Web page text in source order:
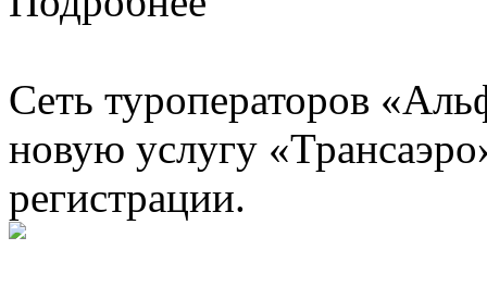
Сеть туроператоров
новую услугу
регистрации.